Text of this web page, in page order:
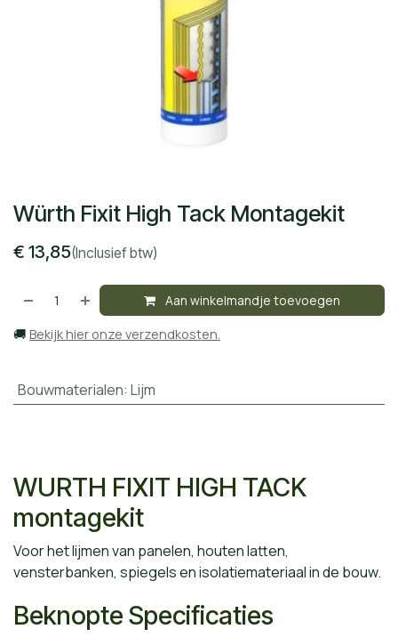
Würth Fixit High Tack Montagekit
€ 13,85(Inclusief btw)
Aan winkelmandje toevoegen
🚚 Bekijk hier onze verzendkosten.
Bouwmaterialen: Lijm
WURTH FIXIT HIGH TACK
montagekit
Voor het lijmen van panelen, houten latten,
vensterbanken, spiegels en isolatiemateriaal in de bouw.
Beknopte Specificaties